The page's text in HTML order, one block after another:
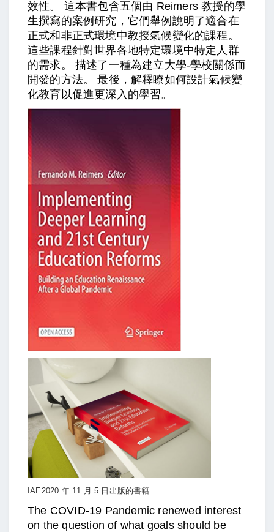
效性。 這本書包含五個由 Reimers 教授的學
生撰寫的案例研究，它們舉例說明了適合在
正式和非正式環境中教授氣候變化的課程。
這些課程針對世界各地特定環境中特定人群
的需求。 描述了一種為建立大學-學校關係而
開發的方法。 最後，解釋瞭如何設計氣候變
化教育以促進更深入的學習。
IAE2020 年 11 月 5 日出版的書籍
The COVID-19 Pandemic renewed interest
on the question of what goals should be